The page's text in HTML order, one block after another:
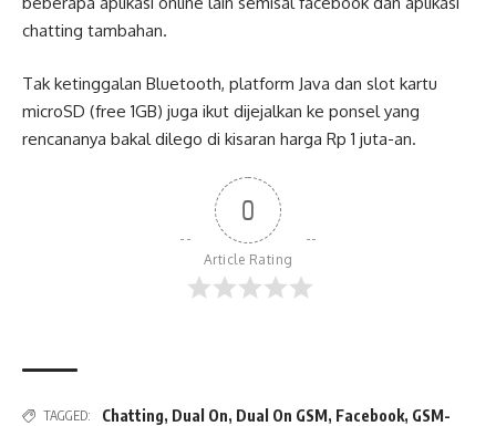
chatting tambahan.
Tak ketinggalan Bluetooth, platform Java dan slot kartu
microSD (free 1GB) juga ikut dijejalkan ke ponsel yang
rencananya bakal dilego di kisaran harga Rp 1 juta-an.
0
Article Rating
TAGGED: Chatting, Dual On, Dual On GSM, Facebook, GSM-